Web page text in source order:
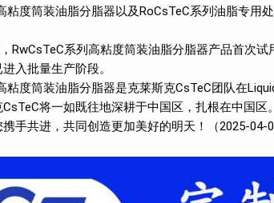
粘度筒装油脂分脂器以及RoCsTeC系列油脂专用
RwCsTeC系列高粘度筒装油脂分脂器产品首次
入批量生产阶段。
粘度筒装油脂分脂器是克莱斯克CsTeC团队在
将一如既往地深耕于中国区，扎根在中国
手共进，共同创造更加美好的明天！（2025-04-